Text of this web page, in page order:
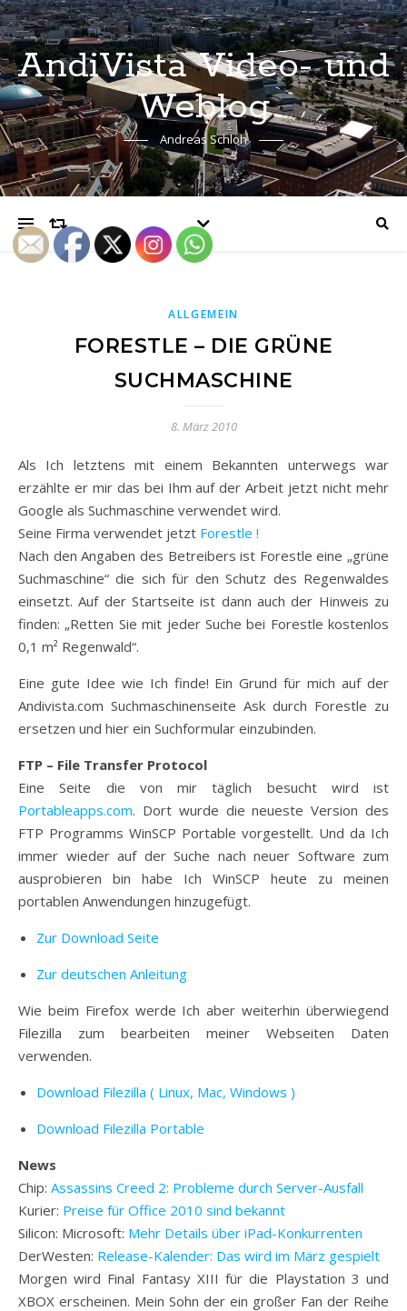
AndiVista Video- und
Weblog
Andreas Schloh
ALLGEMEIN
FORESTLE – DIE GRÜNE
SUCHMASCHINE
8. März 2010
Als Ich letztens mit einem Bekannten unterwegs war
erzählte er mir das bei Ihm auf der Arbeit jetzt nicht mehr
Google als Suchmaschine verwendet wird.
Seine Firma verwendet jetzt Forestle !
Nach den Angaben des Betreibers ist Forestle eine „grüne
Suchmaschine“ die sich für den Schutz des Regenwaldes
einsetzt. Auf der Startseite ist dann auch der Hinweis zu
finden: „Retten Sie mit jeder Suche bei Forestle kostenlos
0,1 m² Regenwald“.
Eine gute Idee wie Ich finde! Ein Grund für mich auf der
Andivista.com Suchmaschinenseite Ask durch Forestle zu
ersetzen und hier ein Suchformular einzubinden.
FTP – File Transfer Protocol
Eine Seite die von mir täglich besucht wird ist
Portableapps.com. Dort wurde die neueste Version des
FTP Programms WinSCP Portable vorgestellt. Und da Ich
immer wieder auf der Suche nach neuer Software zum
ausprobieren bin habe Ich WinSCP heute zu meinen
portablen Anwendungen hinzugefügt.
Zur Download Seite
Zur deutschen Anleitung
Wie beim Firefox werde Ich aber weiterhin überwiegend
Filezilla zum bearbeiten meiner Webseiten Daten
verwenden.
Download Filezilla ( Linux, Mac, Windows )
Download Filezilla Portable
News
Chip: Assassins Creed 2: Probleme durch Server-Ausfall
Kurier: Preise für Office 2010 sind bekannt
Silicon: Microsoft: Mehr Details über iPad-Konkurrenten
DerWesten: Release-Kalender: Das wird im März gespielt
Morgen wird Final Fantasy XIII für die Playstation 3 und
XBOX erscheinen. Mein Sohn der ein großer Fan der Reihe